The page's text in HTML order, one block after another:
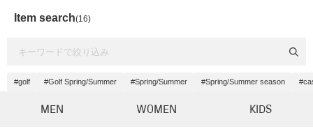
Item search(16)
#golf #Golf Spring/Summer #Spring/Summer #Spring/Summer season
MEN WOMEN KIDS